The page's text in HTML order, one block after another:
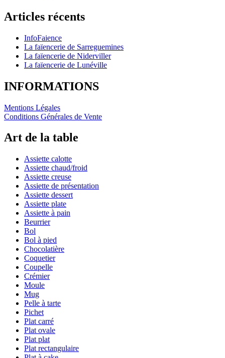
Articles récents
InfoFaience
La faïencerie de Sarreguemines
La faïencerie de Niderviller
La faïencerie de Lunéville
INFORMATIONS
Mentions Légales
Conditions Générales de Vente
Art de la table
Assiette calotte
Assiette chaud/froid
Assiette creuse
Assiette de présentation
Assiette dessert
Assiette plate
Assiette à pain
Beurrier
Bol
Bol à pied
Chocolatière
Coquetier
Coupelle
Crémier
Moule
Mug
Pelle à tarte
Pichet
Plat carré
Plat ovale
Plat plat
Plat rectangulaire